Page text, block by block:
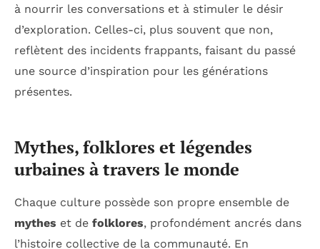
à nourrir les conversations et à stimuler le désir
d’exploration. Celles-ci, plus souvent que non,
reflètent des incidents frappants, faisant du passé
une source d’inspiration pour les générations
présentes.
Mythes, folklores et légendes
urbaines à travers le monde
Chaque culture possède son propre ensemble de
mythes et de folklores, profondément ancrés dans
l’histoire collective de la communauté. En